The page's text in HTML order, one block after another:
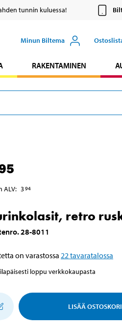
tunnin kuluessa!
Minun Biltema
RAKENTAMINEN
ALV: 394
retro
.28-8011
on varastossa 22tavaratalossa
loppu verkkokaupasta
LISÄÄ